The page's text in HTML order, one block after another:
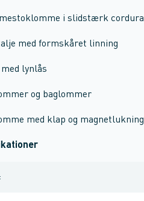
i slidstærk cordura
med formskåret linning
lynlås
og baglommer
med klap og magnetlukning
: